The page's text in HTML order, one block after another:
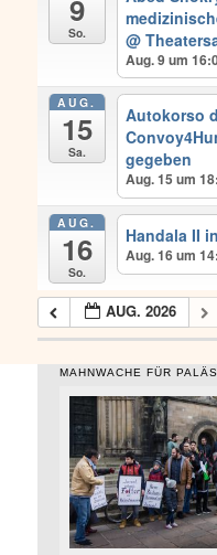
9
So.
@
Aug. 9 um
AUG.
15
Sa.
Autokorso
gegeben
Aug. 15 um
AUG.
16
So.
Handala II
Aug. 16 um
AUG. 2026
MAHNWACHE FÜR